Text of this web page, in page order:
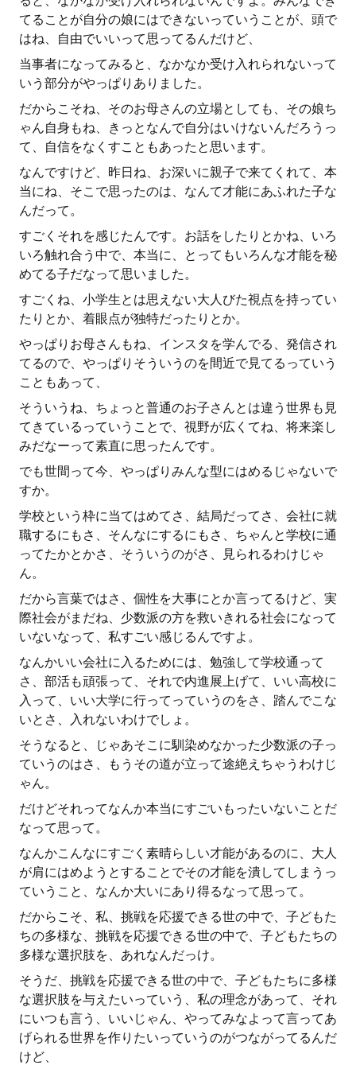
てることが自分の娘にはできないっていうことが、頭で
はね、自由でいいって思ってるんだけど、
当事者になってみると、なかなか受け入れられないって
いう部分がやっぱりありました。
だからこそね、そのお母さんの立場としても、その娘ち
ゃん自身もね、きっとなんで自分はいけないんだろうっ
て、自信をなくすこともあったと思います。
なんですけど、昨日ね、お深いに親子で来てくれて、本
当にね、そこで思ったのは、なんて才能にあふれた子な
んだって。
すごくそれを感じたんです。お話をしたりとかね、いろ
いろ触れ合う中で、本当に、とってもいろんな才能を秘
めてる子だなって思いました。
すごくね、小学生とは思えない大人びた視点を持ってい
たりとか、着眼点が独特だったりとか。
やっぱりお母さんもね、インスタを学んでる、発信され
てるので、やっぱりそういうのを間近で見てるっていう
こともあって、
そういうね、ちょっと普通のお子さんとは違う世界も見
てきているっていうことで、視野が広くてね、将来楽し
みだなーって素直に思ったんです。
でも世間って今、やっぱりみんな型にはめるじゃないで
すか。
学校という枠に当てはめてさ、結局だってさ、会社に就
職するにもさ、そんなにするにもさ、ちゃんと学校に通
ってたかとかさ、そういうのがさ、見られるわけじゃ
ん。
だから言葉ではさ、個性を大事にとか言ってるけど、実
際社会がまだね、少数派の方を救いきれる社会になって
いないなって、私すごい感じるんですよ。
なんかいい会社に入るためには、勉強して学校通って
さ、部活も頑張って、それで内進展上げて、いい高校に
入って、いい大学に行ってっていうのをさ、踏んでこな
いとさ、入れないわけでしょ。
そうなると、じゃあそこに馴染めなかった少数派の子っ
ていうのはさ、もうその道が立って途絶えちゃうわけじ
ゃん。
だけどそれってなんか本当にすごいもったいないことだ
なって思って。
なんかこんなにすごく素晴らしい才能があるのに、大人
が肩にはめようとすることでその才能を潰してしまうっ
ていうこと、なんか大いにあり得るなって思って。
だからこそ、私、挑戦を応援できる世の中で、子どもた
ちの多様な、挑戦を応援できる世の中で、子どもたちの
多様な選択肢を、あれなんだっけ。
そうだ、挑戦を応援できる世の中で、子どもたちに多様
な選択肢を与えたいっていう、私の理念があって、それ
にいつも言う、いいじゃん、やってみなよって言ってあ
げられる世界を作りたいっていうのがつながってるんだ
けど、